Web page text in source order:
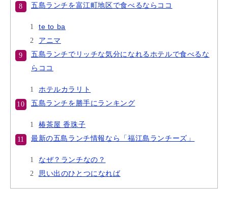
五島ランチを富江町地区で食べるならココ
te to ba
アニマ
五島ランチでリッチな気分になれるホテルで食べるな
らココ
ホテルカラリト
五島ランチを勝手にランキング
椿茶屋 香珠子
最新の五島ランチ情報なら「福江島ランチーズ」
なぜ？ランチなの？
思い出のひとつになれば